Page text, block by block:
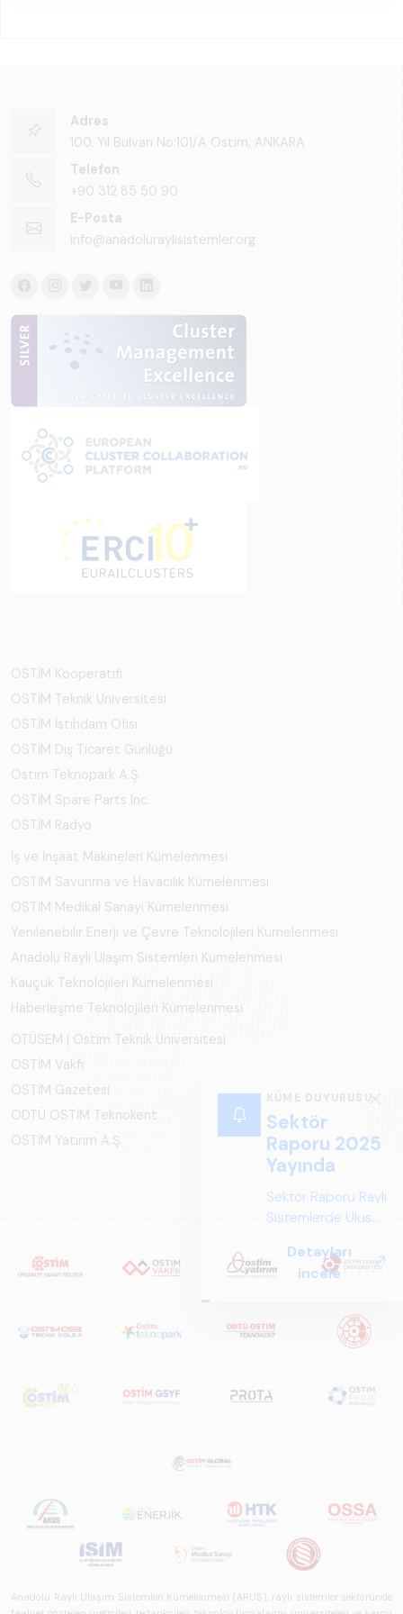
Adres
100. Yıl Bulvarı No:101/A Ostim, ANKARA
Telefon
+90 312 85 50 90
E-Posta
info@anadoluraylisistemler.org
OSTİM Kooperatifi
OSTİM Teknik Üniversitesi
OSTİM İstihdam Ofisi
OSTİM Dış Ticaret Günlüğü
Ostim Teknopark A.Ş.
OSTİM Spare Parts Inc.
OSTİM Radyo
İş ve İnşaat Makineleri Kümelenmesi
OSTİM Savunma ve Havacılık Kümelenmesi
OSTİM Medikal Sanayi Kümelenmesi
Yenilenebilir Enerji ve Çevre Teknolojileri Kümelenmesi
Anadolu Raylı Ulaşım Sistemleri Kümelenmesi
Kauçuk Teknolojileri Kümelenmesi
Haberleşme Teknolojileri Kümelenmesi
OTÜSEM | Ostim Teknik Üniversitesi
OSTİM Vakfı
OSTİM Gazetesi
ODTÜ OSTİM Teknokent
OSTİM Yatırım A.Ş.
Anadolu Raylı Ulaşım Sistemleri Kümelenmesi (ARUS), raylı sistemler sektöründe